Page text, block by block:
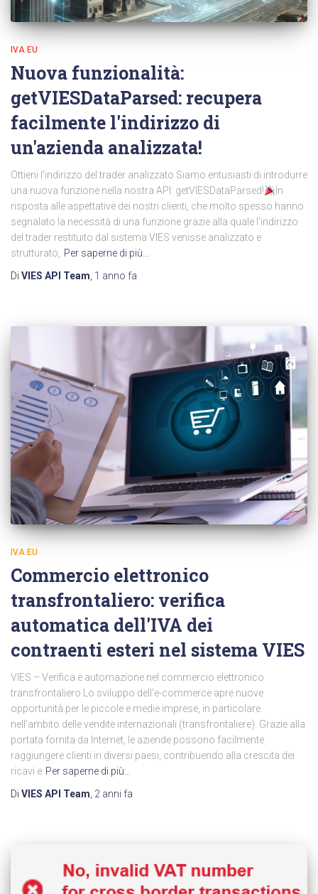
IVA EU
Nuova funzionalità:
getVIESDataParsed: recupera
facilmente l'indirizzo di
un'azienda analizzata!
Ottieni l'indirizzo del trader analizzato Siamo entusiasti di introdurre
una nuova funzione nella nostra API: getVIESDataParsed!
In
risposta alle aspettative dei nostri clienti, che molto spesso hanno
segnalato la necessità di una funzione grazie alla quale l'indirizzo
del trader restituito dal sistema VIES venisse analizzato e
strutturato, Per saperne di più…
Di VIES API Team, 1 anno fa
IVA EU
Commercio elettronico
transfrontaliero: verifica
automatica dell'IVA dei
contraenti esteri nel sistema VIES
VIES – Verifica e automazione nel commercio elettronico
transfrontaliero Lo sviluppo dell'e-commerce apre nuove
opportunità per le piccole e medie imprese, in particolare
nell'ambito delle vendite internazionali (transfrontaliere). Grazie alla
portata fornita da Internet, le aziende possono facilmente
raggiungere clienti in diversi paesi, contribuendo alla crescita dei
ricavi e Per saperne di più…
Di VIES API Team 2 anni fa